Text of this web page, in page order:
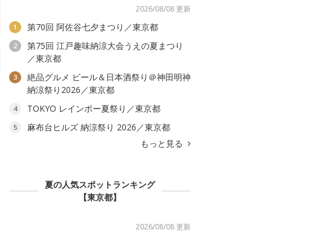
2026/08/08 更新
1 第70回 阿佐谷七夕まつり／東京都
2
第75回 江戸趣味納涼大会うえの夏まつり
／東京都
3
絶品グルメ ビール＆日本酒祭り＠神田明神
納涼祭り2026／東京都
4 TOKYO レインボー夏祭り／東京都
5
麻布台ヒルズ 納涼祭り 2026／東京都
もっと見る
夏の人気スポットランキング
【東京都】
2026/08/08 更新